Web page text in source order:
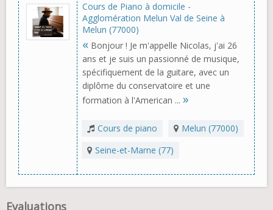
Cours de Piano à domicile -
Agglomération Melun Val de Seine à
Melun (77000)
« Bonjour ! Je m'appelle Nicolas, j'ai 26
ans et je suis un passionné de musique,
spécifiquement de la guitare, avec un
diplôme du conservatoire et une
formation à l'American ... »
Cours de piano
Melun (77000)
Seine-et-Marne (77)
Evaluations